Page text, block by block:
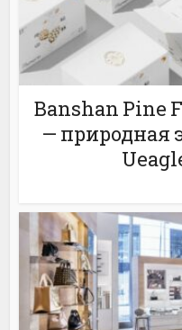
Banshan Pine
— природная